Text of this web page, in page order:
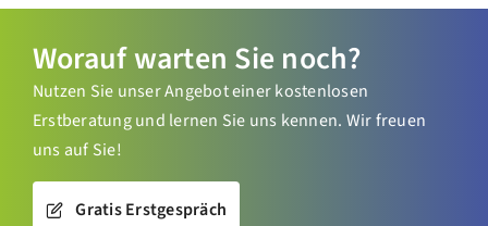
Worauf warten Sie noch?
Nutzen Sie unser Angebot einer kostenlosen
Erstberatung und lernen Sie uns kennen. Wir freuen
uns auf Sie!
Gratis Erstgespräch